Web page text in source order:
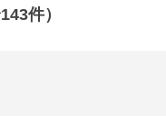
143件）